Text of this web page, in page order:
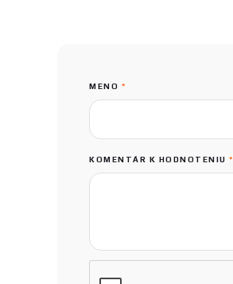
MENO *
KOMENTÁR K HODNOTENIU *